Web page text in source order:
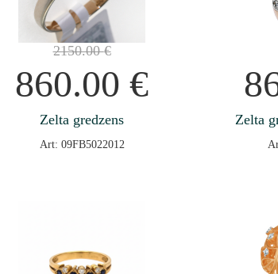
2150.00€
860.00€
Zelta gredzens
Art: 09FB5022012
Zelta